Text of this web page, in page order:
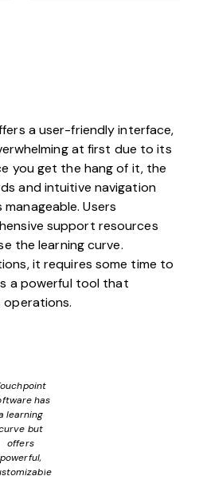
a user-friendly interface,
at first due to its
you get the hang of it, the
and intuitive navigation
Users
support resources
the learning curve.
it requires some time to
a powerful tool that
operations.
has
learning
but
offers
powerful,